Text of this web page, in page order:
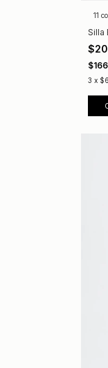
11
Silla
3 x